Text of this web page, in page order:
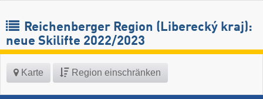
Reichenberger Region (Liberecký kraj):
neue Skilifte 2022/2023
Karte Region einschränken